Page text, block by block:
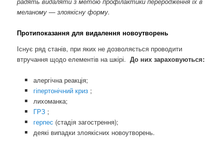
меланому — злоякісну форму.
Протипоказання для видалення новоутворень
Існує ряд станів, при яких не дозволяється проводити
втручання щодо елементів на шкірі. До них зараховуються:
алергічна реакція;
гіпертонічний криз ;
лихоманка;
ГРЗ ;
герпес (стадія загострення);
деякі випадки злоякісних новоутворень.